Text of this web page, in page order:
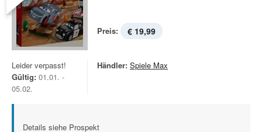
Preis: € 19,99
Leider verpasst!
Gültig: 01.01. -
05.02.
Händler: Spiele Max
Details siehe Prospekt